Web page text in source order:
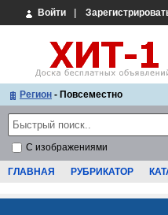
Войти
Регион - Повсеместно
С изображениями
ГЛАВНАЯ РУБРИКАТОР